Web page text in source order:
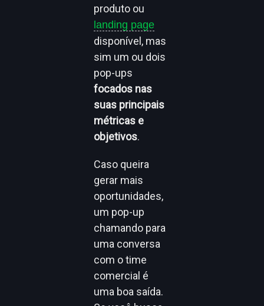
produto ou
landing page
disponível, mas
sim um ou dois
pop-ups
focados nas
suas principais
métricas e
objetivos.
Caso queira
gerar mais
oportunidades,
um pop-up
chamando para
uma conversa
com o time
comercial é
uma boa saída.